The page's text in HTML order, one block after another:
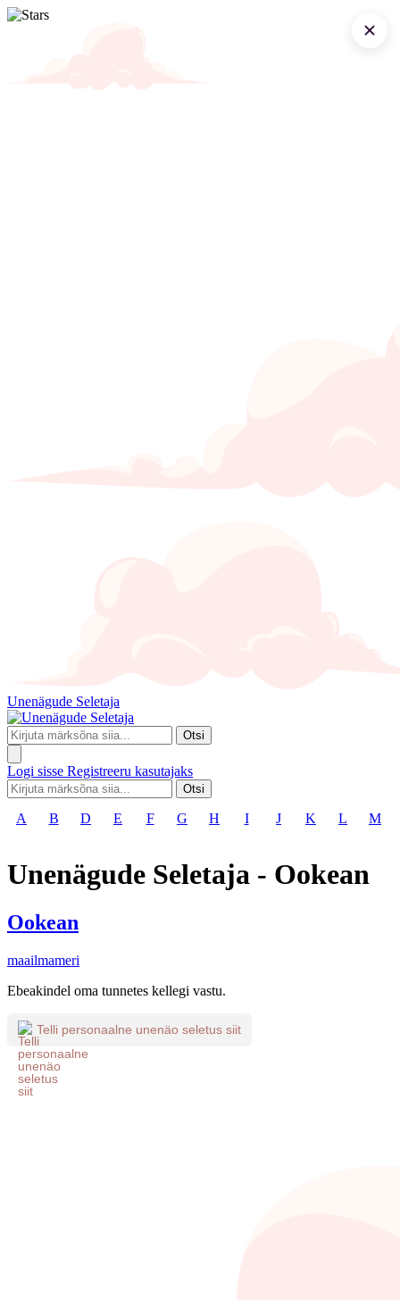
Unenägude Seletaja
Otsi
Logi sisse Registreeru kasutajaks
Otsi
A B D E F G H I J K L M
Unenägude Seletaja - Ookean
Ookean
maailmameri
Ebeakindel oma tunnetes kellegi vastu.
Telli personaalne unenäo seletus siit